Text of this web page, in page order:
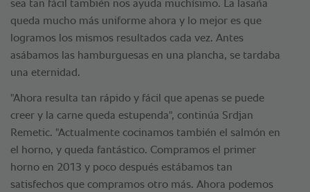
sea tan fácil también nos ayuda muchísimo. La lasaña
queda mucho más uniforme ahora y lo mejor es que
logramos los mismos resultados cada vez. Antes
asábamos las hamburguesas en una plancha, se tardaba
una eternidad.
"Ahora resulta tan rápido y fácil que apenas se puede
creer y la carne queda estupenda", continúa Srdjan
Remetic. "Actualmente cocinamos también el salmón en
el horno, y queda fantástico. Compramos el primer
horno en 2013 y poco después estábamos tan
satisfechos que compramos otro más. Ahora podemos